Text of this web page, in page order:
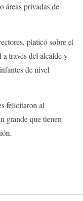
áreas privadas de
platicó sobre el
través del alcalde y
de nivel
felicitaron al
grande que tienen